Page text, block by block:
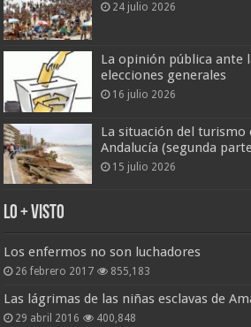
24 julio 2026
La opinión pública ante
elecciones generales
16 julio 2026
La situación del turismo
Andalucía (segunda
15 julio 2026
Lo + Visto
Los enfermos no son luchadores
26 febrero 2017 855,183
Las lágrimas de las niñas esclavas de
29 abril 2016 400,848